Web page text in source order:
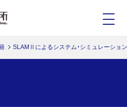
SLAMⅡによるシステム・シミュレーション